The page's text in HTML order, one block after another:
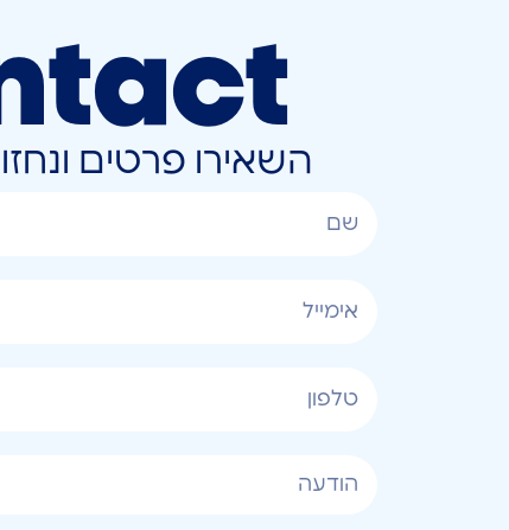
השאירו פרטים